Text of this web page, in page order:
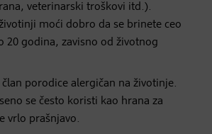
veterinarski troškovi itd.).
moći dobro da se brinete ceo
20 godina, zavisno od životnog
porodice alergičan na životinje.
se često koristi kao hrana za
vrlo prašnjavo.